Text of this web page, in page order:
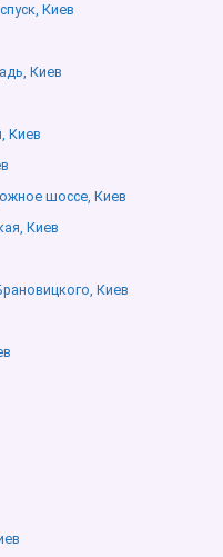
Киев
Киев
Киев
шоссе, Киев
Киев
Киев